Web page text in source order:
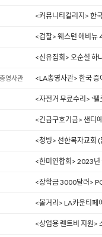
<커뮤니티컬리지> 한
<검찰> 웨스턴 애비뉴
<신유집회> 오순설 하
총영사관 <LA총영사관> 한국
<자전거 무료수리> '펠
<긴급구호기금> 샌디
<청빙> 선한목자교회
<한미연합회> 2023년
<장학금 3000달러>
<볼거리> LA카운티페
<상업용 렌트비 지원>